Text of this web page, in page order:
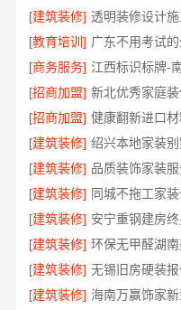
[建筑装修]
[教育培训]
[商务服务] 江西标识标牌-
[招商加盟]
[招商加盟]
[建筑装修]
[建筑装修]
[建筑装修]
[建筑装修]
[建筑装修] 环保无甲醛湖
[建筑装修] 无锡旧房硬装
[建筑装修]